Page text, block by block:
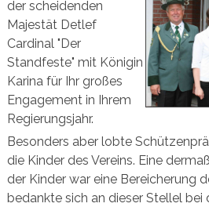
der scheidenden
Majestät Detlef
Cardinal "Der
Standfeste" mit Königin
Karina für Ihr großes
Engagement in Ihrem
Regierungsjahr.
Besonders aber lobte
die Kinder des Vereins. Eine
der Kinder war eine Bereicherung
bedankte sich an dieser Stellel bei